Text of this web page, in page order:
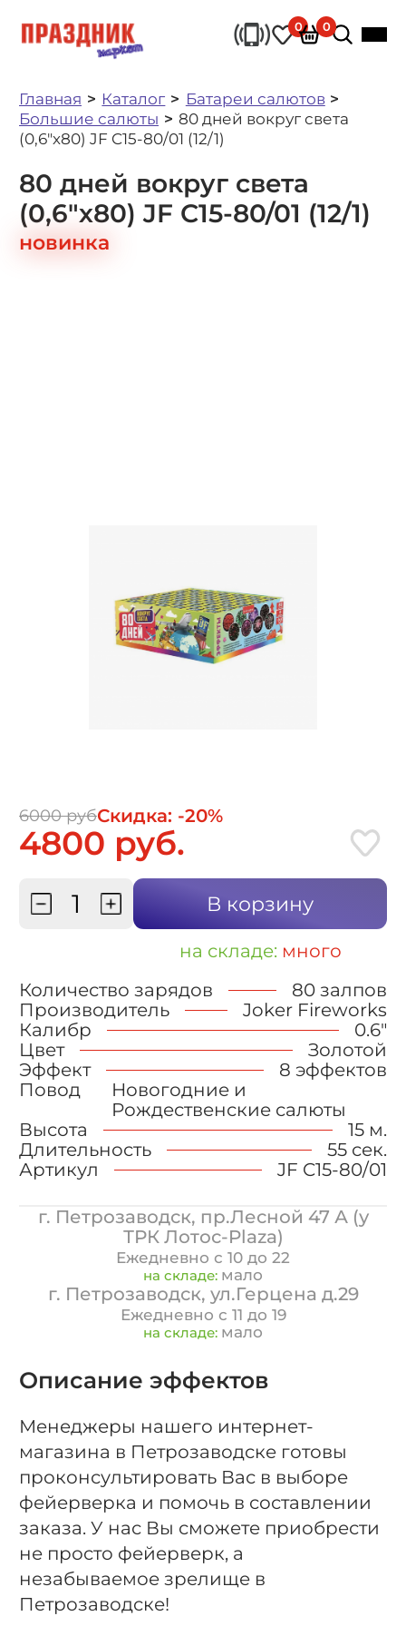
0 0
Главная Каталог
Батареи салютов
Большие салюты
80 дней вокруг света
(0,6"х80) JF C15-80/01 (12/1)
80 дней вокруг света
(0,6"х80) JF C15-80/01 (12/1)
новинка
6000 рубСкидка: -20%
4800 руб.
В корзину
на складе: много
Количество зарядов
80 залпов
Производитель
Joker Fireworks
Калибр
0.6"
Цвет
Золотой
Эффект
8 эффектов
Повод
Новогодние и
Рождественские салюты
Высота
15 м.
Длительность
55 сек.
Артикул
JF C15-80/01
г. Петрозаводск, пр.Лесной 47 А (у
ТРК Лотос-Plaza)
Ежедневно с 10 до 22
на складе: мало
г. Петрозаводск, ул.Герцена д.29
Ежедневно с 11 до 19
на складе: мало
Описание эффектов
Менеджеры нашего интернет-
магазина в Петрозаводске готовы
проконсультировать Вас в выборе
фейерверка и помочь в составлении
заказа. У нас Вы сможете приобрести
не просто фейерверк, а
незабываемое зрелище в
Петрозаводске!